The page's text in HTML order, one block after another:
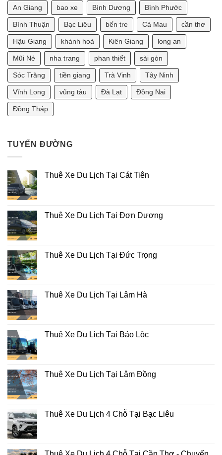
Ngày
Bao
Nhiêu?
Đi
Vũng
Tàu
Ngày
Bao
Nhiêu?
1990
Thì
Sinh
Con
Năm
Nào
Tốt?
Phong
Thủy
2025]
An Giang bao xe Bình Dương Bình Phước
Bình Thuận Bạc Liêu bến tre Cà Mau cần thơ
Hậu Giang khánh hoà Kiên Giang long an
Mũi Né nha trang phan thiết sài gòn
Sóc Trăng tiền giang Trà Vinh Tây Ninh
Vĩnh Long vũng tàu Đà Lạt Đồng Nai
Đồng Tháp
TUYẾN ĐƯỜNG
Thuê Xe Du Lịch Tại Cát Tiên
Thuê Xe Du Lịch Tại Đơn Dương
Thuê Xe Du Lịch Tại Đức Trọng
Thuê Xe Du Lịch Tại Lâm Hà
Thuê Xe Du Lịch Tại Bảo Lộc
Thuê Xe Du Lịch Tại Lâm Đồng
Thuê Xe Du Lịch 4 Chỗ Tại Bạc Liêu